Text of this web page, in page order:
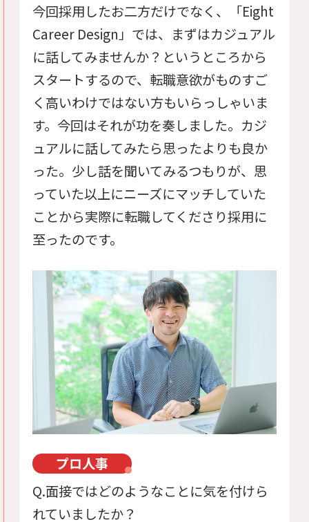
今回採用したお二方だけでなく、「Eight
Career Design」では、まずはカジュアル
に話してみませんか？というところから
スタートするので、転職意欲がものすご
く高いわけではない方もいらっしゃいま
す。今回はそれが功を奏しました。カジ
ュアルに話してみたら思ったよりも良か
った。少し話を聞いてみるつもりが、思
っていた以上にニーズにマッチしていた
ことから実際に転職してくださり採用に
至ったのです。
プロ人事
Q.面接ではどのようなことに気を付けら
れていましたか？